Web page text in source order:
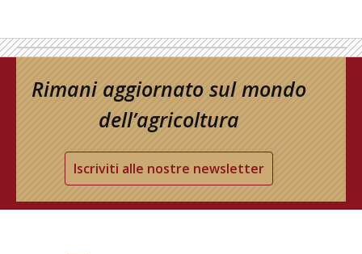
Rimani aggiornato sul mondo
dell’agricoltura
Iscriviti alle nostre newsletter